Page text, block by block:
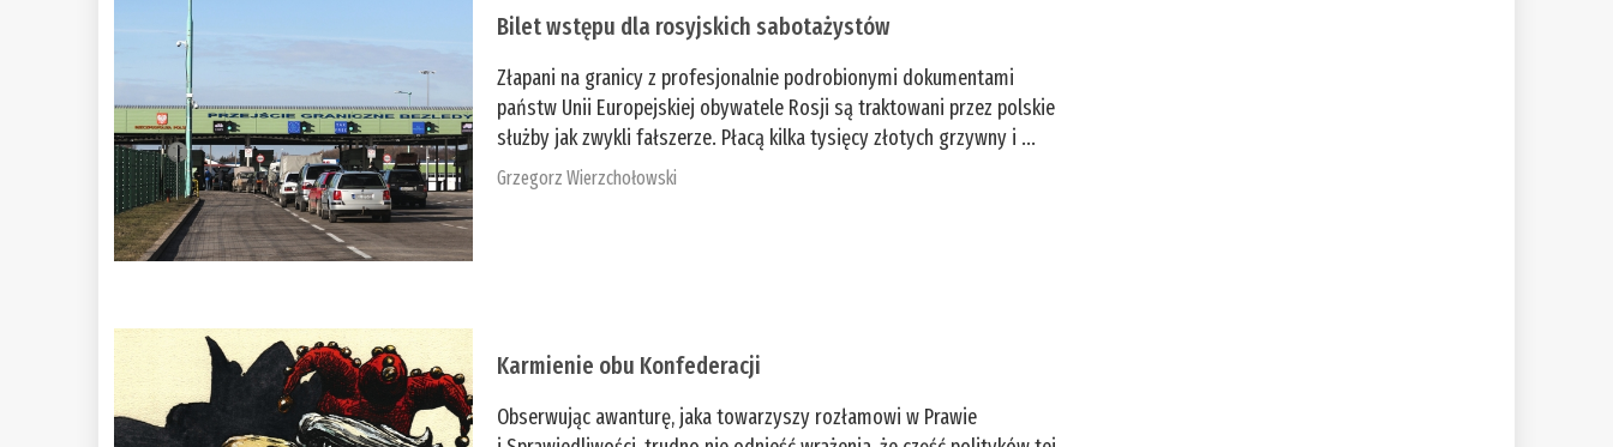
Bilet wstępu dla rosyjskich sabotażystów
Złapani na granicy z profesjonalnie podrobionymi dokumentami
państw Unii Europejskiej obywatele Rosji są traktowani przez polskie
służby jak zwykli fałszerze. Płacą kilka tysięcy złotych grzywny i ...
Grzegorz Wierzchołowski
Karmienie obu Konfederacji
Obserwując awanturę, jaka towarzyszy rozłamowi w Prawie